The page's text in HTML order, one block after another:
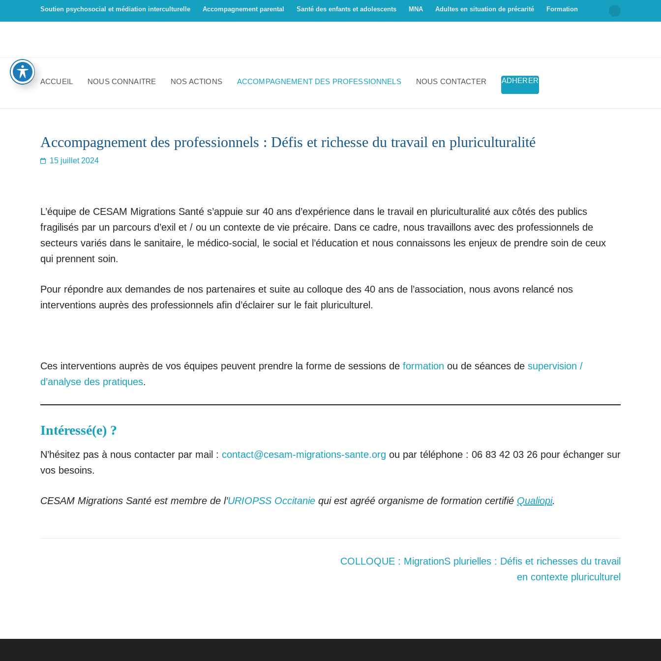
Soutien psychosocial et médiation interculturelle Accompagnement parental Santé des enfants et adolescents MNA Adultes en situation de précarité Formation
ACCUEIL NOUS CONNAITRE NOS ACTIONS ACCOMPAGNEMENT DES PROFESSIONNELS NOUS CONTACTER ADHERER
Accompagnement des professionnels : Défis et richesse du travail en pluriculturalité
15 juillet 2024
L’équipe de CESAM Migrations Santé s’appuie sur 40 ans d’expérience dans le travail en pluriculturalité aux côtés des publics
fragilisés par un parcours d’exil et / ou un contexte de vie précaire. Dans ce cadre, nous travaillons avec des professionnels de
secteurs variés dans le sanitaire, le médico-social, le social et l’éducation et nous connaissons les enjeux de prendre soin de ceux
qui prennent soin.
Pour répondre aux demandes de nos partenaires et suite au colloque des 40 ans de l’association, nous avons relancé nos
interventions auprès des professionnels afin d’éclairer sur le fait pluriculturel.
Ces interventions auprès de vos équipes peuvent prendre la forme de sessions de formation ou de séances de supervision /
d’analyse des pratiques.
Intéressé(e) ?
N’hésitez pas à nous contacter par mail : contact@cesam-migrations-sante.org ou par téléphone : 06 83 42 03 26 pour échanger sur
vos besoins.
CESAM Migrations Santé est membre de l’URIOPSS Occitanie qui est agréé organisme de formation certifié Qualiopi.
COLLOQUE : MigrationS plurielles : Défis et richesses du travail
en contexte pluriculturel